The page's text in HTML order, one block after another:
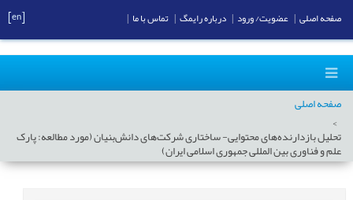
صفحه اصلی
تحلیل بازدارنده‌های محتوایی- ساختاری شرکت‌های دانش‌بنیان (مورد مطالعه: پارک
علم و فناوری بین المللی جمهوری اسلامی ایران)
صفحه اصلی عضویت/ ورود درباره رایمگ تماس با ما